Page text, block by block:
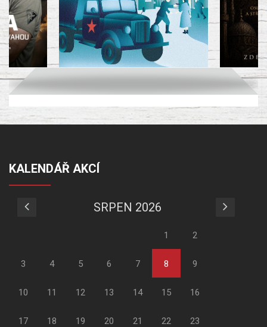
KALENDÁŘ AKCÍ
SRPEN 2026
1 2
3 4 5 6 7 8 9
10 11 12 13 14 15 16
17 18 19 20 21 22 23